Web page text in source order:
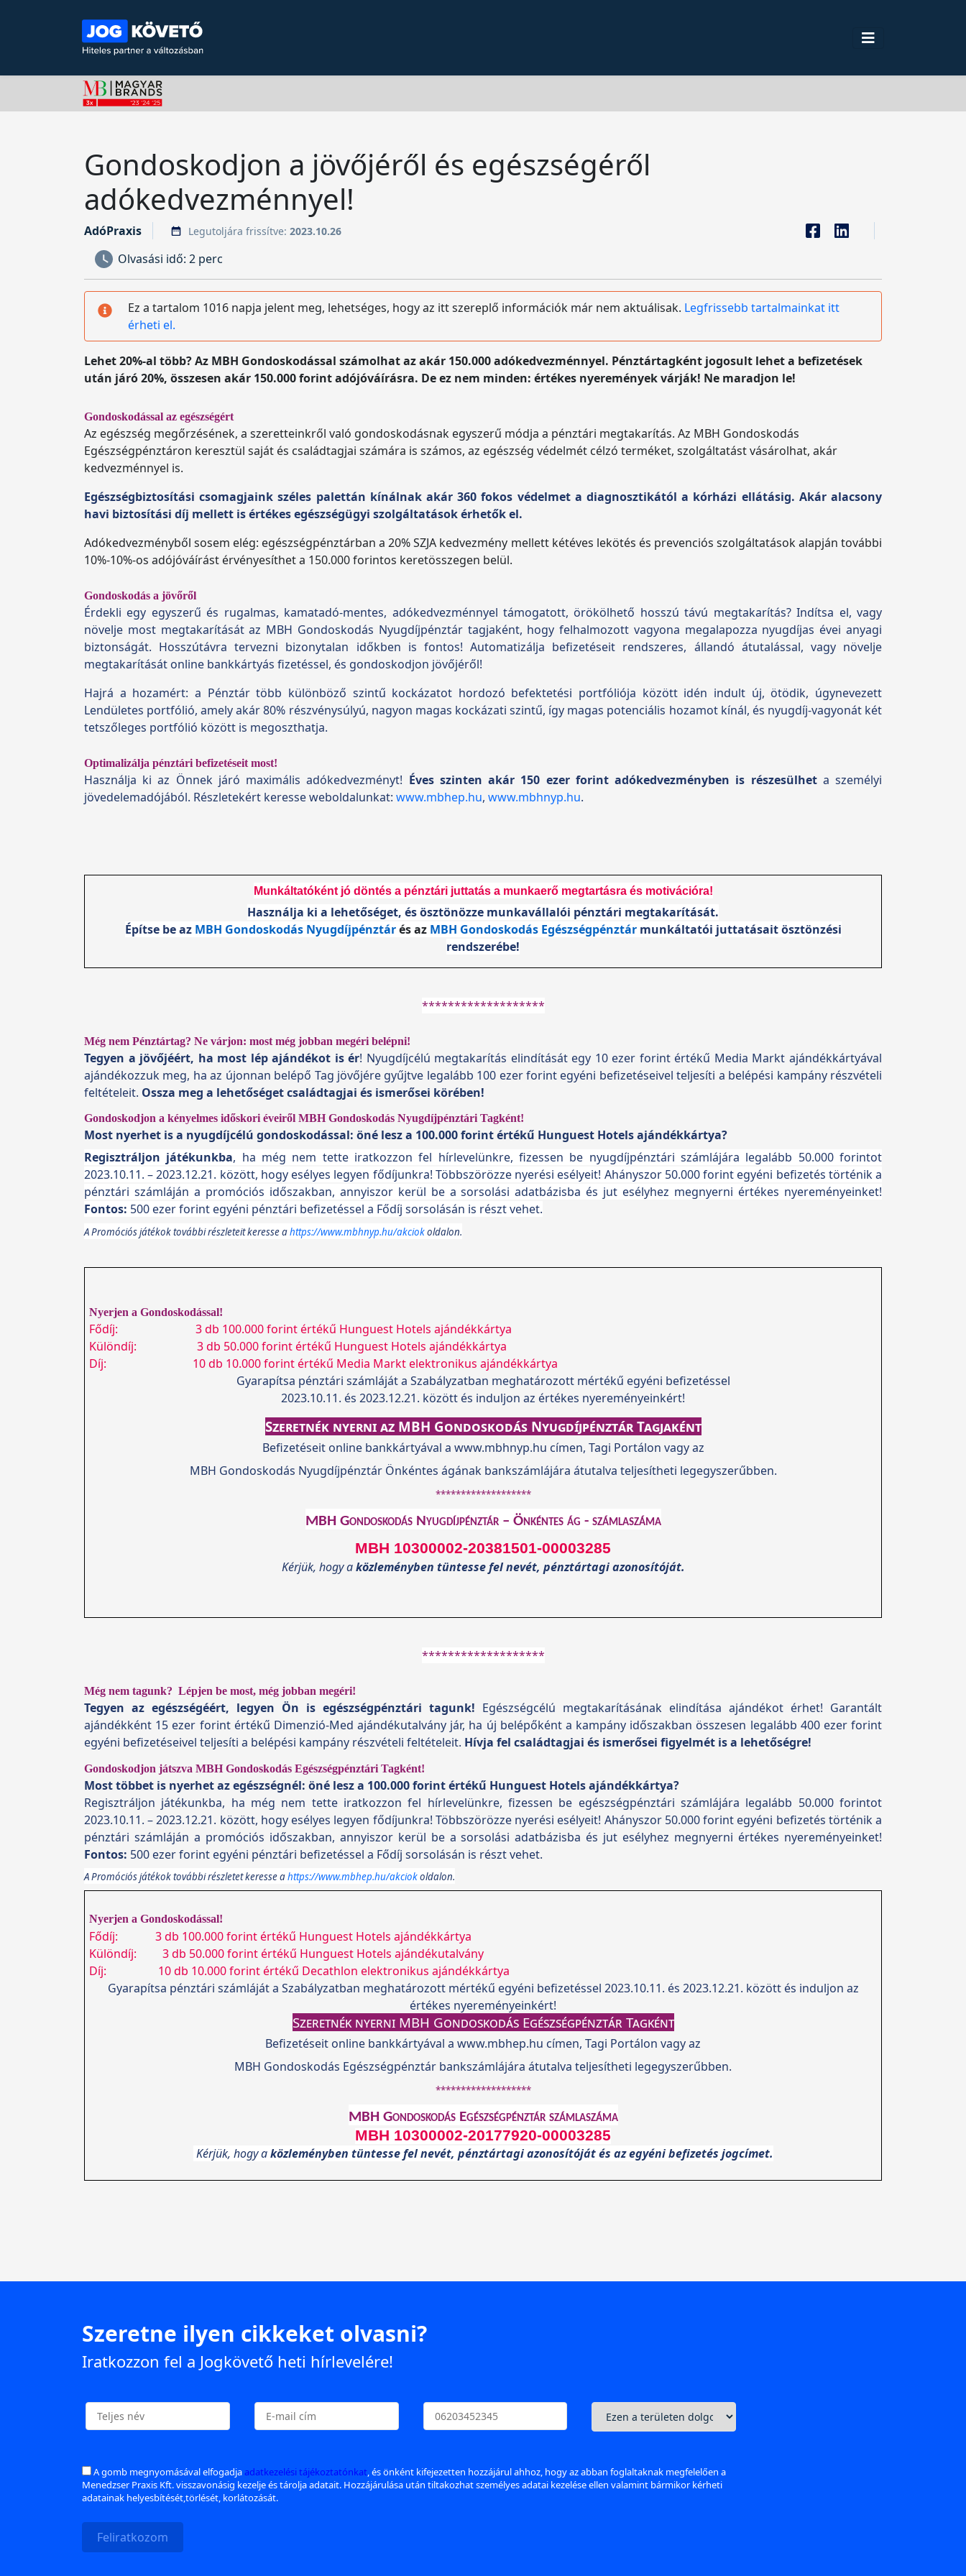
Gondoskodjon a jövőjéről és egészségéről
adókedvezménnyel!
AdóPraxis Legutoljára frissítve: 2023.10.26
Olvasási idő: 2 perc
Ez a tartalom 1016 napja jelent meg, lehetséges, hogy az itt szereplő információk már nem aktuálisak. Legfrissebb tartalmainkat itt
érheti el.
Lehet 20%-al több? Az MBH Gondoskodással számolhat az akár 150.000 adókedvezménnyel. Pénztártagként jogosult lehet a befizetések
után járó 20%, összesen akár 150.000 forint adójóváírásra. De ez nem minden: értékes nyeremények várják! Ne maradjon le!
Gondoskodással az egészségért
Az egészség megőrzésének, a szeretteinkről való gondoskodásnak egyszerű módja a pénztári megtakarítás. Az MBH Gondoskodás
Egészségpénztáron keresztül saját és családtagjai számára is számos, az egészség védelmét célzó terméket, szolgáltatást vásárolhat, akár
kedvezménnyel is.
Egészségbiztosítási csomagjaink széles palettán kínálnak akár 360 fokos védelmet a diagnosztikától a kórházi ellátásig. Akár alacsony
havi biztosítási díj mellett is értékes egészségügyi szolgáltatások érhetők el.
Adókedvezményből sosem elég: egészségpénztárban a 20% SZJA kedvezmény mellett kétéves lekötés és prevenciós szolgáltatások alapján további
10%-10%-os adójóváírást érvényesíthet a 150.000 forintos keretösszegen belül.
Gondoskodás a jövőről
Érdekli egy egyszerű és rugalmas, kamatadó-mentes, adókedvezménnyel támogatott, örökölhető hosszú távú megtakarítás? Indítsa el, vagy
növelje most megtakarítását az MBH Gondoskodás Nyugdíjpénztár tagjaként, hogy felhalmozott vagyona megalapozza nyugdíjas évei anyagi
biztonságát. Hosszútávra tervezni bizonytalan időkben is fontos! Automatizálja befizetéseit rendszeres, állandó átutalással, vagy növelje
megtakarítását online bankkártyás fizetéssel, és gondoskodjon jövőjéről!
Hajrá a hozamért: a Pénztár több különböző szintű kockázatot hordozó befektetési portfóliója között idén indult új, ötödik, úgynevezett
Lendületes portfólió, amely akár 80% részvénysúlyú, nagyon magas kockázati szintű, így magas potenciális hozamot kínál, és nyugdíj-vagyonát két
tetszőleges portfólió között is megoszthatja.
Optimalizálja pénztári befizetéseit most!
Használja ki az Önnek járó maximális adókedvezményt! Éves szinten akár 150 ezer forint adókedvezményben is részesülhet a személyi
jövedelemadójából. Részletekért keresse weboldalunkat: www.mbhep.hu, www.mbhnyp.hu.
Munkáltatóként jó döntés a pénztári juttatás a munkaerő megtartásra és motivációra!
Használja ki a lehetőséget, és ösztönözze munkavállalói pénztári megtakarítását.
Építse be az MBH Gondoskodás Nyugdíjpénztárés az MBH Gondoskodás Egészségpénztár munkáltatói juttatásait ösztönzési
rendszerébe!
*******************
Még nem Pénztártag? Ne várjon: most még jobban megéri belépni!
Tegyen a jövőjéért, ha most lép ajándékot is ér! Nyugdíjcélú megtakarítás elindítását egy 10 ezer forint értékű Media Markt ajándékkártyával
ajándékozzuk meg, ha az újonnan belépő Tag jövőjére gyűjtve legalább 100 ezer forint egyéni befizetéseivel teljesíti a belépési kampány részvételi
feltételeit. Ossza meg a lehetőséget családtagjai és ismerősei körében!
Gondoskodjon a kényelmes időskori éveiről MBH Gondoskodás Nyugdíjpénztári Tagként!
Most nyerhet is a nyugdíjcélú gondoskodással: öné lesz a 100.000 forint értékű Hunguest Hotels ajándékkártya?
Regisztráljon játékunkba, ha még nem tette iratkozzon fel hírlevelünkre, fizessen be nyugdíjpénztári számlájára legalább 50.000 forintot
2023.10.11. – 2023.12.21. között, hogy esélyes legyen fődíjunkra! Többszörözze nyerési esélyeit! Ahányszor 50.000 forint egyéni befizetés történik a
pénztári számláján a promóciós időszakban, annyiszor kerül be a sorsolási adatbázisba és jut esélyhez megnyerni értékes nyereményeinket!
Fontos: 500 ezer forint egyéni pénztári befizetéssel a Fődíj sorsolásán is részt vehet.
A Promóciós játékok további részleteit keresse ahttps://www.mbhnyp.hu/akciokoldalon.
Nyerjen a Gondoskodással!
Fődíj: 3 db 100.000 forint értékű Hunguest Hotels ajándékkártya
Különdíj: 3 db 50.000 forint értékű Hunguest Hotels ajándékkártya
Díj: 10 db 10.000 forint értékű Media Markt elektronikus ajándékkártya
Gyarapítsa pénztári számláját a Szabályzatban meghatározott mértékű egyéni befizetéssel
2023.10.11. és 2023.12.21. között és induljon az értékes nyereményeinkért!
Szeretnék nyerni az MBH Gondoskodás Nyugdíjpénztár Tagjaként
Befizetéseit online bankkártyával a www.mbhnyp.hu címen, Tagi Portálon vagy az
MBH Gondoskodás Nyugdíjpénztár Önkéntes ágának bankszámlájára átutalva teljesítheti legegyszerűbben.
*******************
MBH Gondoskodás Nyugdíjpénztár – Önkéntes ág - számlaszáma
MBH 10300002-20381501-00003285
Kérjük, hogy aközleményben tüntesse fel nevét, pénztártagi azonosítóját.
*******************
Még nem tagunk? Lépjen be most, még jobban megéri!
Tegyen az egészségéért, legyen Ön is egészségpénztári tagunk! Egészségcélú megtakarításának elindítása ajándékot érhet! Garantált
ajándékként 15 ezer forint értékű Dimenzió-Med ajándékutalvány jár, ha új belépőként a kampány időszakban összesen legalább 400 ezer forint
egyéni befizetéseivel teljesíti a belépési kampány részvételi feltételeit. Hívja fel családtagjai és ismerősei figyelmét is a lehetőségre!
Gondoskodjon játszva MBH Gondoskodás Egészségpénztári Tagként!
Most többet is nyerhet az egészségnél: öné lesz a 100.000 forint értékű Hunguest Hotels ajándékkártya?
Regisztráljon játékunkba, ha még nem tette iratkozzon fel hírlevelünkre, fizessen be egészségpénztári számlájára legalább 50.000 forintot
2023.10.11. – 2023.12.21. között, hogy esélyes legyen fődíjunkra! Többszörözze nyerési esélyeit! Ahányszor 50.000 forint egyéni befizetés történik a
pénztári számláján a promóciós időszakban, annyiszor kerül be a sorsolási adatbázisba és jut esélyhez megnyerni értékes nyereményeinket!
Fontos: 500 ezer forint egyéni pénztári befizetéssel a Fődíj sorsolásán is részt vehet.
A Promóciós játékok további részletet keresse ahttps://www.mbhep.hu/akciokoldalon.
Nyerjen a Gondoskodással!
Fődíj: 3 db 100.000 forint értékű Hunguest Hotels ajándékkártya
Különdíj: 3 db 50.000 forint értékű Hunguest Hotels ajándékutalvány
Díj: 10 db 10.000 forint értékű Decathlon elektronikus ajándékkártya
Gyarapítsa pénztári számláját a Szabályzatban meghatározott mértékű egyéni befizetéssel 2023.10.11. és 2023.12.21. között és induljon az
értékes nyereményeinkért!
Szeretnék nyerni MBH Gondoskodás Egészségpénztár Tagként
Befizetéseit online bankkártyával a www.mbhep.hu címen, Tagi Portálon vagy az
MBH Gondoskodás Egészségpénztár bankszámlájára átutalva teljesítheti legegyszerűbben.
*******************
MBH Gondoskodás Egészségpénztár számlaszáma
MBH 10300002-20177920-00003285
Kérjük, hogy aközleményben tüntesse fel nevét, pénztártagi azonosítóját és az egyéni befizetés jogcímet.
Szeretne ilyen cikkeket olvasni?
Iratkozzon fel a Jogkövető heti hírlevelére!
A gomb megnyomásával elfogadjaadatkezelési tájékoztatónkat, és önként kifejezetten hozzájárul ahhoz, hogy az abban foglaltaknak megfelelően a
Menedzser Praxis Kft. visszavonásig kezelje és tárolja adatait. Hozzájárulása után tiltakozhat személyes adatai kezelése ellen valamint bármikor kérheti
adatainak helyesbítését,törlését, korlátozását.
Feliratkozom